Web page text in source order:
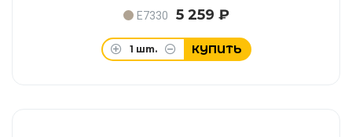
E7330 5 259 ₽
1 шт. КУПИТЬ